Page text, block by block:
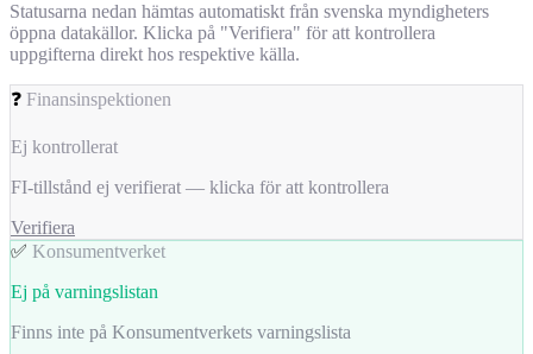
Statusarna nedan hämtas automatiskt från svenska myndigheters
öppna datakällor. Klicka på "Verifiera" för att kontrollera
uppgifterna direkt hos respektive källa.
❓ Finansinspektionen
Ej kontrollerat
FI-tillstånd ej verifierat — klicka för att kontrollera
Verifiera
✅ Konsumentverket
Ej på varningslistan
Finns inte på Konsumentverkets varningslista